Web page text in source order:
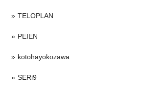
TELOPLAN
PEIEN
kotohayokozawa
SERi9